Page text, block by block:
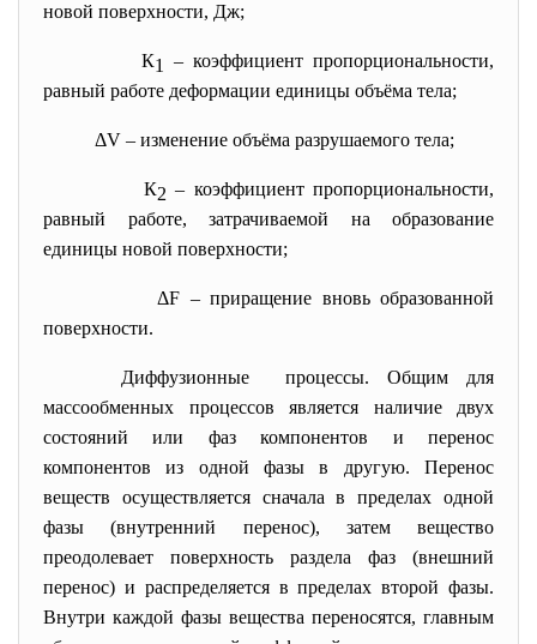
новой поверхности, Дж;
К1– коэффициент пропорциональности,
равный работе деформации единицы объёма тела;
ΔV – изменение объёма разрушаемого тела;
К2– коэффициент пропорциональности,
равный работе, затрачиваемой на образование
единицы новой поверхности;
ΔF – приращение вновь образованной
поверхности.
Диффузионные процессы. Общим для
массообменных процессов является наличие двух
состояний или фаз компонентов и перенос
компонентов из одной фазы в другую. Перенос
веществ осуществляется сначала в пределах одной
фазы (внутренний перенос), затем вещество
преодолевает поверхность раздела фаз (внешний
перенос) и распределяется в пределах второй фазы.
Внутри каждой фазы вещества переносятся, главным